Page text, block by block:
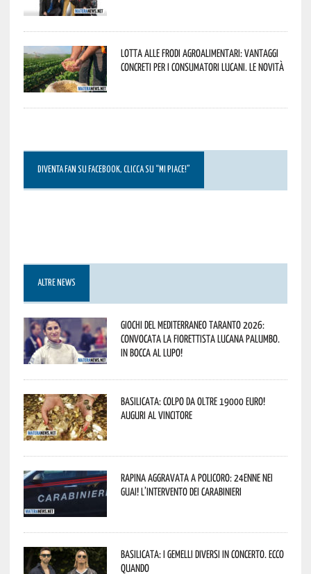
Lotta alle frodi agroalimentari: vantaggi
concreti per i consumatori lucani. Le novità
DIVENTA FAN SU FACEBOOK, CLICCA SU “MI PIACE!”
ALTRE NEWS
Giochi del Mediterraneo Taranto 2026:
convocata la fiorettista lucana Palumbo.
In bocca al lupo!
Basilicata: colpo da oltre 19000 Euro!
Auguri al vincitore
Rapina aggravata a Policoro: 24enne nei
guai! L’intervento dei Carabinieri
Basilicata: i Gemelli DiVersi in concerto. Ecco
quando